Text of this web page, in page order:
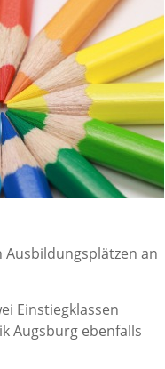
an
Einstiegklassen
Augsburg ebenfalls